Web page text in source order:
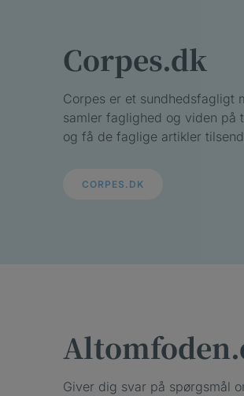
Corpes.dk
Corpes er et sundhedsfagligt
samler faglighed og viden
og få de faglige artikler
CORPES.DK
Giver dig svar på spørgsmål